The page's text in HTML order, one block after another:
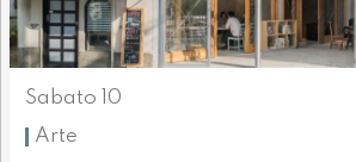
Sabato 10
Arte